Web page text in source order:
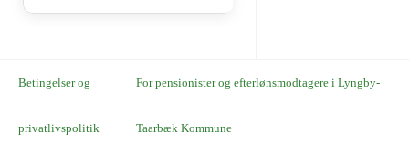
Betingelser og
privatlivspolitik
For pensionister og efterlønsmodtagere i Lyngby-
Taarbæk Kommune